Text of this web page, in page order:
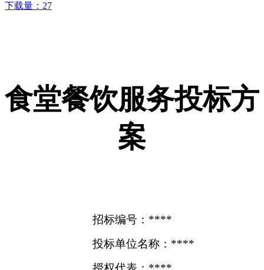
下载量： 27
食堂餐饮服务投标方
案
招标编号：****
投标单位名称：****